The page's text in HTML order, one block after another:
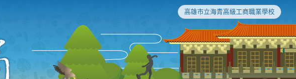
高雄市立海青高級工商職業學校